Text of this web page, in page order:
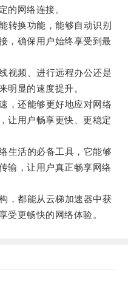
的网络连接。
换功能，能够自动识别
，确保用户始终享受到最
频、进行远程办公还是
明显的速度提升。
还能够更好地应对网络
让用户畅享更快、更稳定
活的必备工具，它能够
输，让用户真正畅享网络
都能从云梯加速器中获
受更畅快的网络体验。